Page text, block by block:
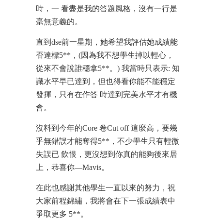
時，一 看盡是我的答題風格，沒有一行是
毫無意義的。
直到dse前一星期，她希望我評估她成績能
否達標5**，(因為我不想學生掉以輕心，
從來不會說誰穩拿5**。) 我當時只表示: 知
識水平早已達到，但也得看你能不能穩定
發揮，只有在作答 時達到完美水平才有機
會。
沒料到今年的Core 卷Cut off 這麼高，要幾
乎無錯誤才能奪得5**，不少學生只有輕微
失誤已 飲恨，更沒想到你真的能夠後來居
上，恭喜你—Mavis。
在此也感謝其他學生一直以來的努力，祝
大家前程錦繡，我將會在下一張成績表中
爭取更多 5**。